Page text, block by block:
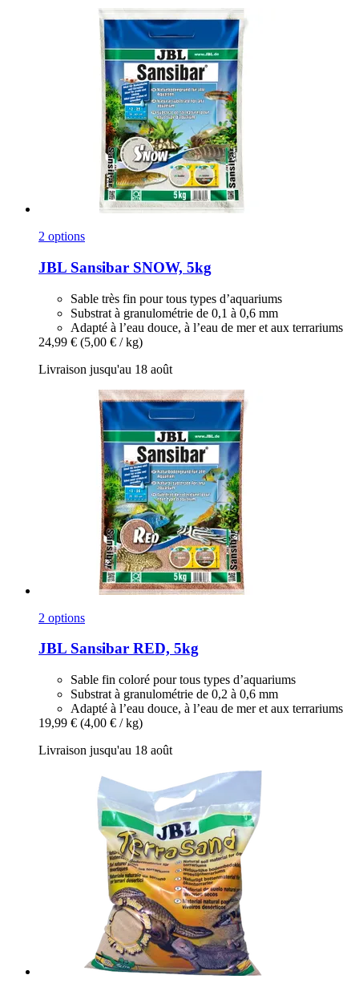
2 options
JBL Sansibar SNOW, 5kg
Sable très fin pour tous types d’aquariums
Substrat à granulométrie de 0,1 à 0,6 mm
Adapté à l’eau douce, à l’eau de mer et aux terrariums
24,99 € (5,00 € / kg)
Livraison jusqu'au 18 août
2 options
JBL Sansibar RED, 5kg
Sable fin coloré pour tous types d’aquariums
Substrat à granulométrie de 0,2 à 0,6 mm
Adapté à l’eau douce, à l’eau de mer et aux terrariums
19,99 € (4,00 € / kg)
Livraison jusqu'au 18 août